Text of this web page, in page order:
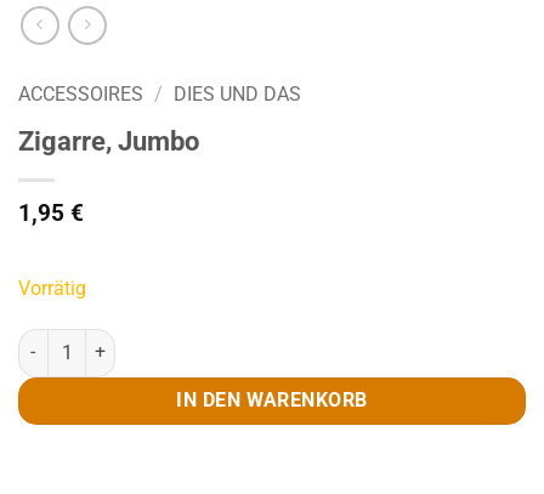
ACCESSOIRES / DIES UND DAS
Zigarre, Jumbo
1,95 €
Vorrätig
Zigarre, Jumbo Menge
IN DEN WARENKORB